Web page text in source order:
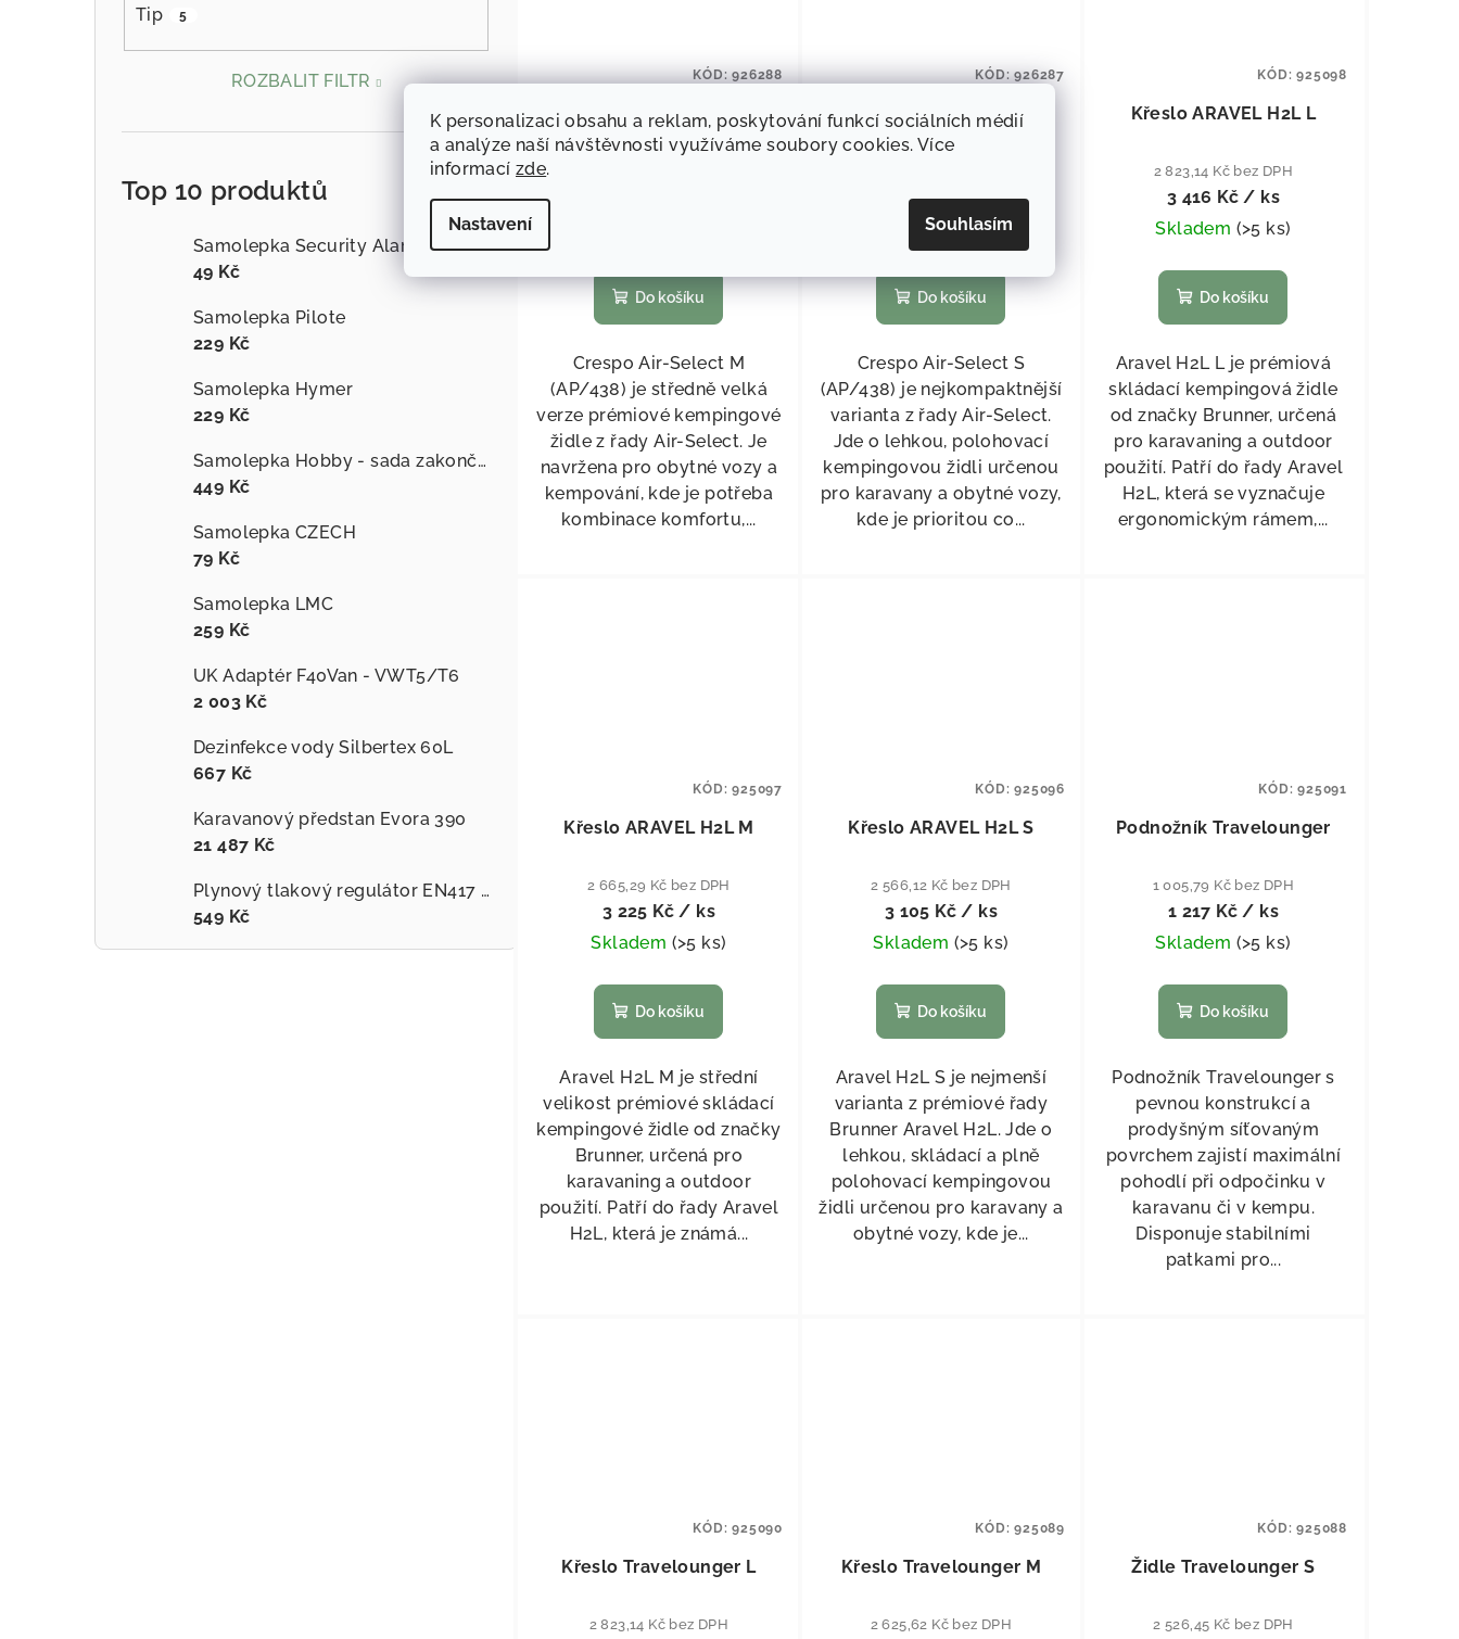
K personalizaci obsahu a reklam, poskytování funkcí sociálních médií
a analýze naší návštěvnosti využíváme soubory cookies. Více
informacízde.
Nastavení Souhlasím
Tip 5
ROZBALIT FILTR
Top 10 produktů
Samolepka Security Alarm System
49 Kč
Samolepka Pilote
229 Kč
Samolepka Hymer
229 Kč
Samolepka Hobby - sada zakončení pruhů
449 Kč
Samolepka CZECH
79 Kč
Samolepka LMC
259 Kč
UK Adaptér F40Van - VWT5/T6
2 003 Kč
Dezinfekce vody Silbertex 60L
667 Kč
Karavanový předstan Evora 390
21 487 Kč
Plynový tlakový regulátor EN417 30 mbar
549 Kč
Křeslo AirSelect M šedé
Do košíku
Crespo Air-Select M
(AP/438) je středně velká
verze prémiové kempingové
židle z řady Air-Select. Je
navržena pro obytné vozy a
kempování, kde je potřeba
kombinace komfortu,...
KÓD:926288
Křeslo AirSelect S šedé
4 301 Kč/ ks
Skladem(>5 ks)
Do košíku
Crespo Air-Select S
(AP/438) je nejkompaktnější
varianta z řady Air-Select.
Jde o lehkou, polohovací
kempingovou židli určenou
pro karavany a obytné vozy,
kde je prioritou co...
KÓD:926287
Křeslo ARAVEL H2L L
2 823,14 Kč bez DPH
3 416 Kč/ ks
Skladem (>5 ks)
Do košíku
Aravel H2L L je prémiová
skládací kempingová židle
od značky Brunner, určená
pro karavaning a outdoor
použití. Patří do řady Aravel
H2L, která se vyznačuje
ergonomickým rámem,...
KÓD:925098
Křeslo ARAVEL H2L M
2 665,29 Kč bez DPH
3 225 Kč / ks
Skladem (>5 ks)
Do košíku
Aravel H2L M je střední
velikost prémiové skládací
kempingové židle od značky
Brunner, určená pro
karavaning a outdoor
použití. Patří do řady Aravel
H2L, která je známá...
KÓD:925097
Křeslo ARAVEL H2L S
2 566,12 Kč bez DPH
3 105 Kč / ks
Skladem (>5 ks)
Do košíku
Aravel H2L S je nejmenší
varianta z prémiové řady
Brunner Aravel H2L. Jde o
lehkou, skládací a plně
polohovací kempingovou
židli určenou pro karavany a
obytné vozy, kde je...
KÓD:925096
Podnožník Travelounger
1 005,79 Kč bez DPH
1 217 Kč / ks
Skladem (>5 ks)
Do košíku
Podnožník Travelounger s
pevnou konstrukcí a
prodyšným síťovaným
povrchem zajistí maximální
pohodlí při odpočinku v
karavanu či v kempu.
Disponuje stabilními
patkami pro...
KÓD:925091
Křeslo Travelounger L
2 823,14 Kč bez DPH
KÓD:925090
Křeslo Travelounger M
2 625,62 Kč bez DPH
KÓD:925089
Židle Travelounger S
2 526,45 Kč bez DPH
KÓD:925088